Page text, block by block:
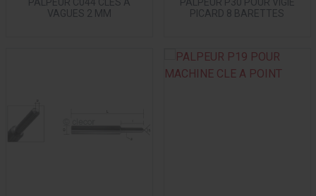
VAGUES 2 MM
PICARD 8 BARETTES